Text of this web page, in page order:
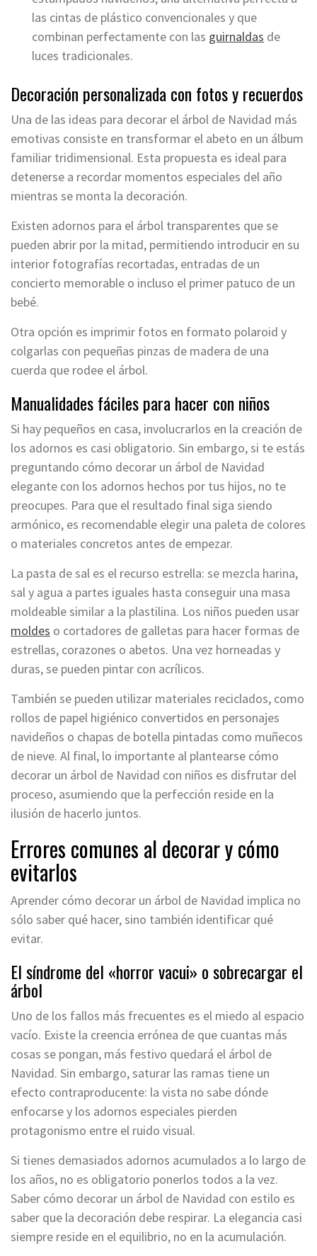
las cintas de plástico convencionales y que
combinan perfectamente con las guirnaldas de
luces tradicionales.
Decoración personalizada con fotos y recuerdos
Una de las ideas para decorar el árbol de Navidad más
emotivas consiste en transformar el abeto en un álbum
familiar tridimensional. Esta propuesta es ideal para
detenerse a recordar momentos especiales del año
mientras se monta la decoración.
Existen adornos para el árbol transparentes que se
pueden abrir por la mitad, permitiendo introducir en su
interior fotografías recortadas, entradas de un
concierto memorable o incluso el primer patuco de un
bebé.
Otra opción es imprimir fotos en formato polaroid y
colgarlas con pequeñas pinzas de madera de una
cuerda que rodee el árbol.
Manualidades fáciles para hacer con niños
Si hay pequeños en casa, involucrarlos en la creación de
los adornos es casi obligatorio. Sin embargo, si te estás
preguntando cómo decorar un árbol de Navidad
elegante con los adornos hechos por tus hijos, no te
preocupes. Para que el resultado final siga siendo
armónico, es recomendable elegir una paleta de colores
o materiales concretos antes de empezar.
La pasta de sal es el recurso estrella: se mezcla harina,
sal y agua a partes iguales hasta conseguir una masa
moldeable similar a la plastilina. Los niños pueden usar
moldes o cortadores de galletas para hacer formas de
estrellas, corazones o abetos. Una vez horneadas y
duras, se pueden pintar con acrílicos.
También se pueden utilizar materiales reciclados, como
rollos de papel higiénico convertidos en personajes
navideños o chapas de botella pintadas como muñecos
de nieve. Al final, lo importante al plantearse cómo
decorar un árbol de Navidad con niños es disfrutar del
proceso, asumiendo que la perfección reside en la
ilusión de hacerlo juntos.
Errores comunes al decorar y cómo
evitarlos
Aprender cómo decorar un árbol de Navidad implica no
sólo saber qué hacer, sino también identificar qué
evitar.
El síndrome del «horror vacui» o sobrecargar el
árbol
Uno de los fallos más frecuentes es el miedo al espacio
vacío. Existe la creencia errónea de que cuantas más
cosas se pongan, más festivo quedará el árbol de
Navidad. Sin embargo, saturar las ramas tiene un
efecto contraproducente: la vista no sabe dónde
enfocarse y los adornos especiales pierden
protagonismo entre el ruido visual.
Si tienes demasiados adornos acumulados a lo largo de
los años, no es obligatorio ponerlos todos a la vez.
Saber cómo decorar un árbol de Navidad con estilo es
saber que la decoración debe respirar. La elegancia casi
siempre reside en el equilibrio, no en la acumulación.